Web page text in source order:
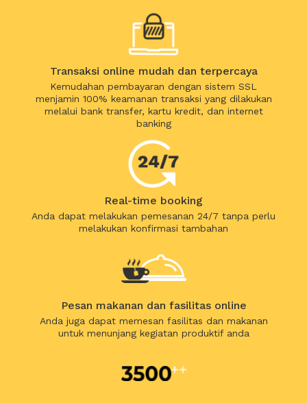
Transaksi online mudah dan terpercaya
Kemudahan pembayaran dengan sistem SSL
menjamin 100% keamanan transaksi yang dilakukan
melalui bank transfer, kartu kredit, dan internet
banking
Real-time booking
Anda dapat melakukan pemesanan 24/7 tanpa perlu
melakukan konfirmasi tambahan
Pesan makanan dan fasilitas online
Anda juga dapat memesan fasilitas dan makanan
untuk menunjang kegiatan produktif anda